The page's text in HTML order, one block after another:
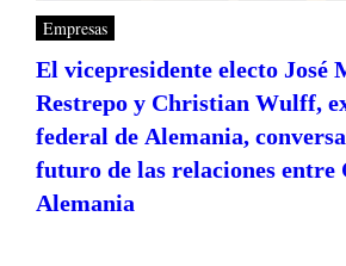
Empresas
El vicepresidente electo José
Restrepo y Christian Wulff,
federal de Alemania,
futuro de las relaciones entre
Alemania